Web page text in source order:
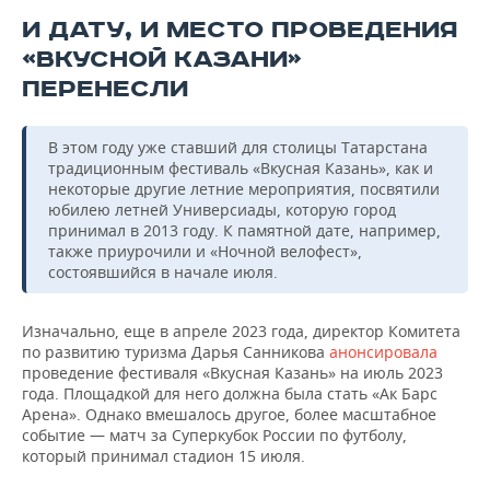
И ДАТУ, И МЕСТО ПРОВЕДЕНИЯ
«ВКУСНОЙ КАЗАНИ»
ПЕРЕНЕСЛИ
В этом году уже ставший для столицы Татарстана
традиционным фестиваль «Вкусная Казань», как и
некоторые другие летние мероприятия, посвятили
юбилею летней Универсиады, которую город
принимал в 2013 году. К памятной дате, например,
также приурочили и «Ночной велофест»,
состоявшийся в начале июля.
Изначально, еще в апреле 2023 года, директор Комитета
по развитию туризма Дарья Санникова анонсировала
проведение фестиваля «Вкусная Казань» на июль 2023
года. Площадкой для него должна была стать «Ак Барс
Арена». Однако вмешалось другое, более масштабное
событие — матч за Суперкубок России по футболу,
который принимал стадион 15 июля.